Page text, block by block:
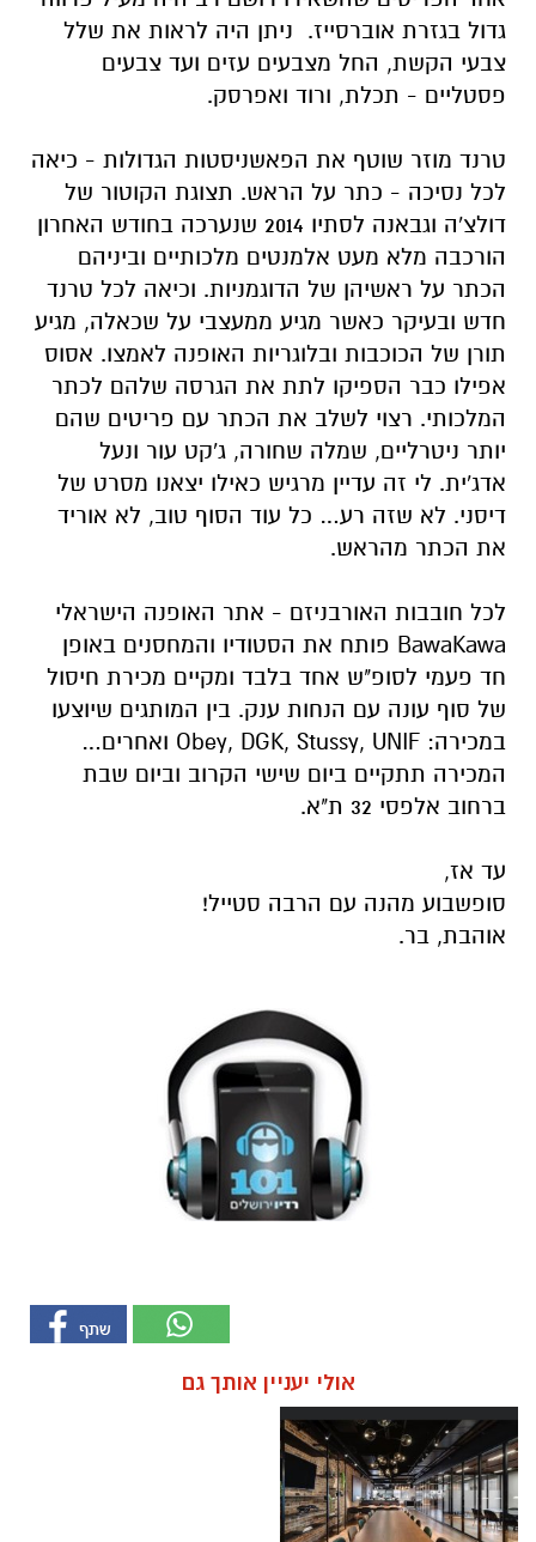
גדול בגזרת אוברסייז. ניתן היה לראות את שלל
צבעי הקשת, החל מצבעים עזים ועד צבעים
פסטליים - תכלת, ורוד ואפרסק.
טרנד מוזר שוטף את הפאשניסטות הגדולות - כיאה
לכל נסיכה - כתר על הראש. תצוגת הקוטור של
דולצ'ה וגבאנה לסתיו 2014 שנערכה בחודש האחרון
הורכבה מלא מעט אלמנטים מלכותיים וביניהם
הכתר על ראשיהן של הדוגמניות. וכיאה לכל טרנד
חדש ובעיקר כאשר מגיע ממעצבי על שכאלה, מגיע
תורן של הכוכבות ובלוגריות האופנה לאמצו. אסוס
אפילו כבר הספיקו לתת את הגרסה שלהם לכתר
המלכותי. רצוי לשלב את הכתר עם פריטים שהם
יותר ניטרליים, שמלה שחורה, ג'קט עור ונעל
אדג'ית. לי זה עדיין מרגיש כאילו יצאנו מסרט של
דיסני. לא שזה רע… כל עוד הסוף טוב, לא אוריד
את הכתר מהראש.
לכל חובבות האורבניזם - אתר האופנה הישראלי
BawaKawa פותח את הסטודיו והמחסנים באופן
חד פעמי לסופ"ש אחד בלבד ומקיים מכירת חיסול
של סוף עונה עם הנחות ענק. בין המותגים שיוצעו
במכירה: Obey, DGK, Stussy, UNIF ואחרים…
המכירה תתקיים ביום שישי הקרוב וביום שבת
ברחוב אלפסי 32 ת"א.
עד אז,
סופשבוע מהנה עם הרבה סטייל!
אוהבת, בר.
אולי יעניין אותך גם